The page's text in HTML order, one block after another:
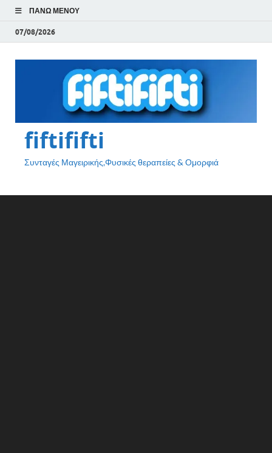
ΠΆΝΩ ΜΕΝΟΎ
07/08/2026
fiftififti
Συνταγές Μαγειρικής,Φυσικές θεραπείες & Ομορφιά